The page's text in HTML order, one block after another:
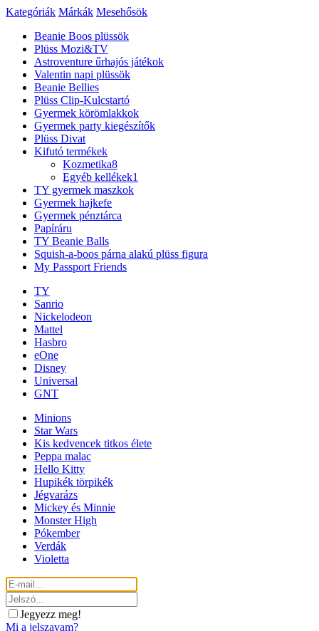
Kategóriák Márkák Mesehősök
Beanie Boos plüssök
Plüss Mozi&TV
Astroventure űrhajós játékok
Valentin napi plüssök
Beanie Bellies
Plüss Clip-Kulcstartó
Gyermek körömlakkok
Gyermek party kiegészítők
Plüss Divat
Kifutó termékek
Kozmetika8
Egyéb kellékek1
TY gyermek maszkok
Gyermek hajkefe
Gyermek pénztárca
Papíráru
TY Beanie Balls
Squish-a-boos párna alakú plüss figura
My Passport Friends
TY
Sanrio
Nickelodeon
Mattel
Hasbro
eOne
Disney
Universal
GNT
Minions
Star Wars
Kis kedvencek titkos élete
Peppa malac
Hello Kitty
Hupikék törpikék
Jégvarázs
Mickey és Minnie
Monster High
Pókember
Verdák
Violetta
Jegyezz meg!
Mi a jelszavam?